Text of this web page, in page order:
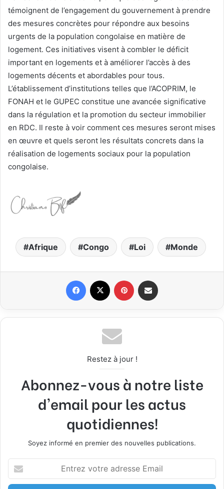
témoignent de l’engagement du gouvernement à prendre
des mesures concrètes pour répondre aux besoins
urgents de la population congolaise en matière de
logement. Ces initiatives visent à combler le déficit
important en logements et à améliorer l’accès à des
logements décents et abordables pour tous.
L’établissement d’institutions telles que l’ACOPRIM, le
FONAH et le GUPEC constitue une avancée significative
dans la régulation et la promotion du secteur immobilier
en RDC. Il reste à voir comment ces mesures seront mises
en œuvre et quels seront les résultats concrets dans la
réalisation de logements sociaux pour la population
congolaise.
Afrique Congo Loi Monde
Restez à jour !
Abonnez-vous à notre liste
d'email pour les actus
quotidiennes!
Soyez informé en premier des nouvelles publications.
t